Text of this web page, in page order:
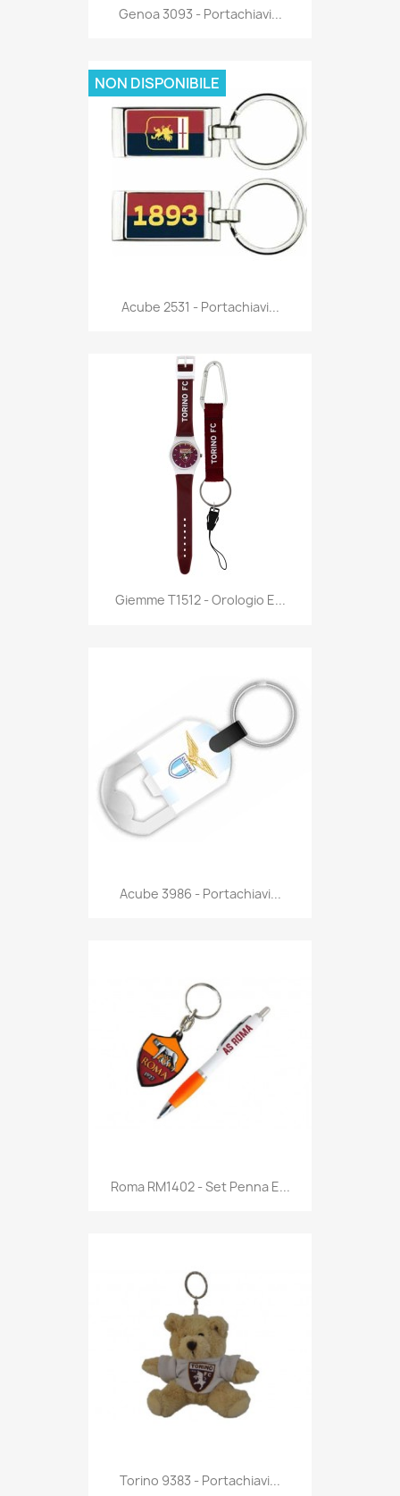
Anteprima
Genoa 3093 - Portachiavi...
Anteprima
Acube 2531 - Portachiavi...
NON DISPONIBILE
Anteprima
Giemme T1512 - Orologio E...
Anteprima
Acube 3986 - Portachiavi...
Anteprima
Roma RM1402 - Set Penna E...
Anteprima
Torino 9383 - Portachiavi...